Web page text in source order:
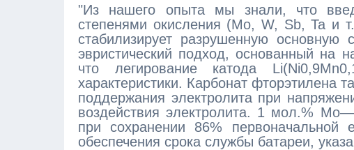
"Из нашего опыта мы знали, что
степенями окисления (Mo, W, Sb, Ta и
стабилизирует разрушенную
эвристический подход, основанный на
что легирование катода
характеристики. Карбонат фторэтилена
поддержания электролита при
воздействия электролита. 1 мол.%
при сохранении 86%
обеспечения срока службы батареи,